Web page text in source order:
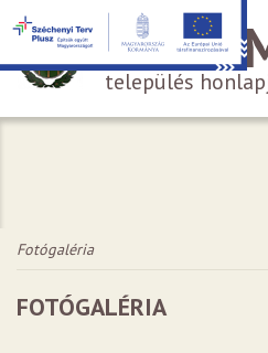
település
Fotógaléria
FOTÓGALÉRIA